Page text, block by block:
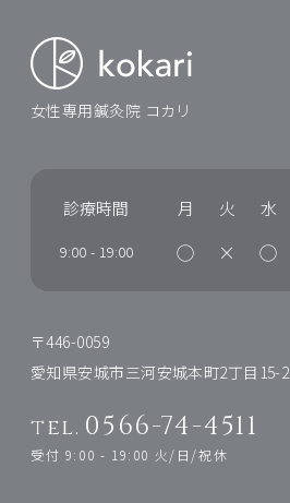
女性専用鍼灸院 コカリ
診療時間 月 火 水
9:00 - 19:00 ◯ × ◯
〒446-0059
愛知県安城市三河安城本町2丁目15-2
tel. 0566-74-4511
受付 9:00 - 19:00 火/日/祝休